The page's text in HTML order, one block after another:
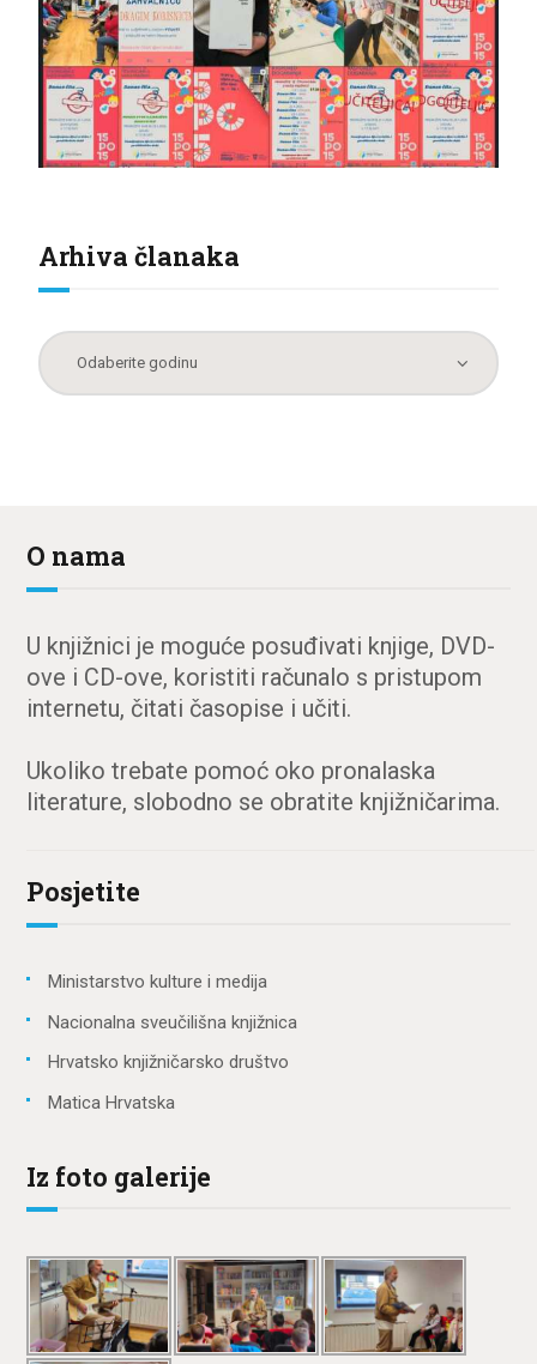
Arhiva članaka
O nama
U knjižnici je moguće posuđivati knjige, DVD-
ove i CD-ove, koristiti računalo s pristupom
internetu, čitati časopise i učiti.
Ukoliko trebate pomoć oko pronalaska
literature, slobodno se obratite knjižničarima.
Posjetite
Ministarstvo kulture i medija
Nacionalna sveučilišna knjižnica
Hrvatsko knjižničarsko društvo
Matica Hrvatska
Iz foto galerije